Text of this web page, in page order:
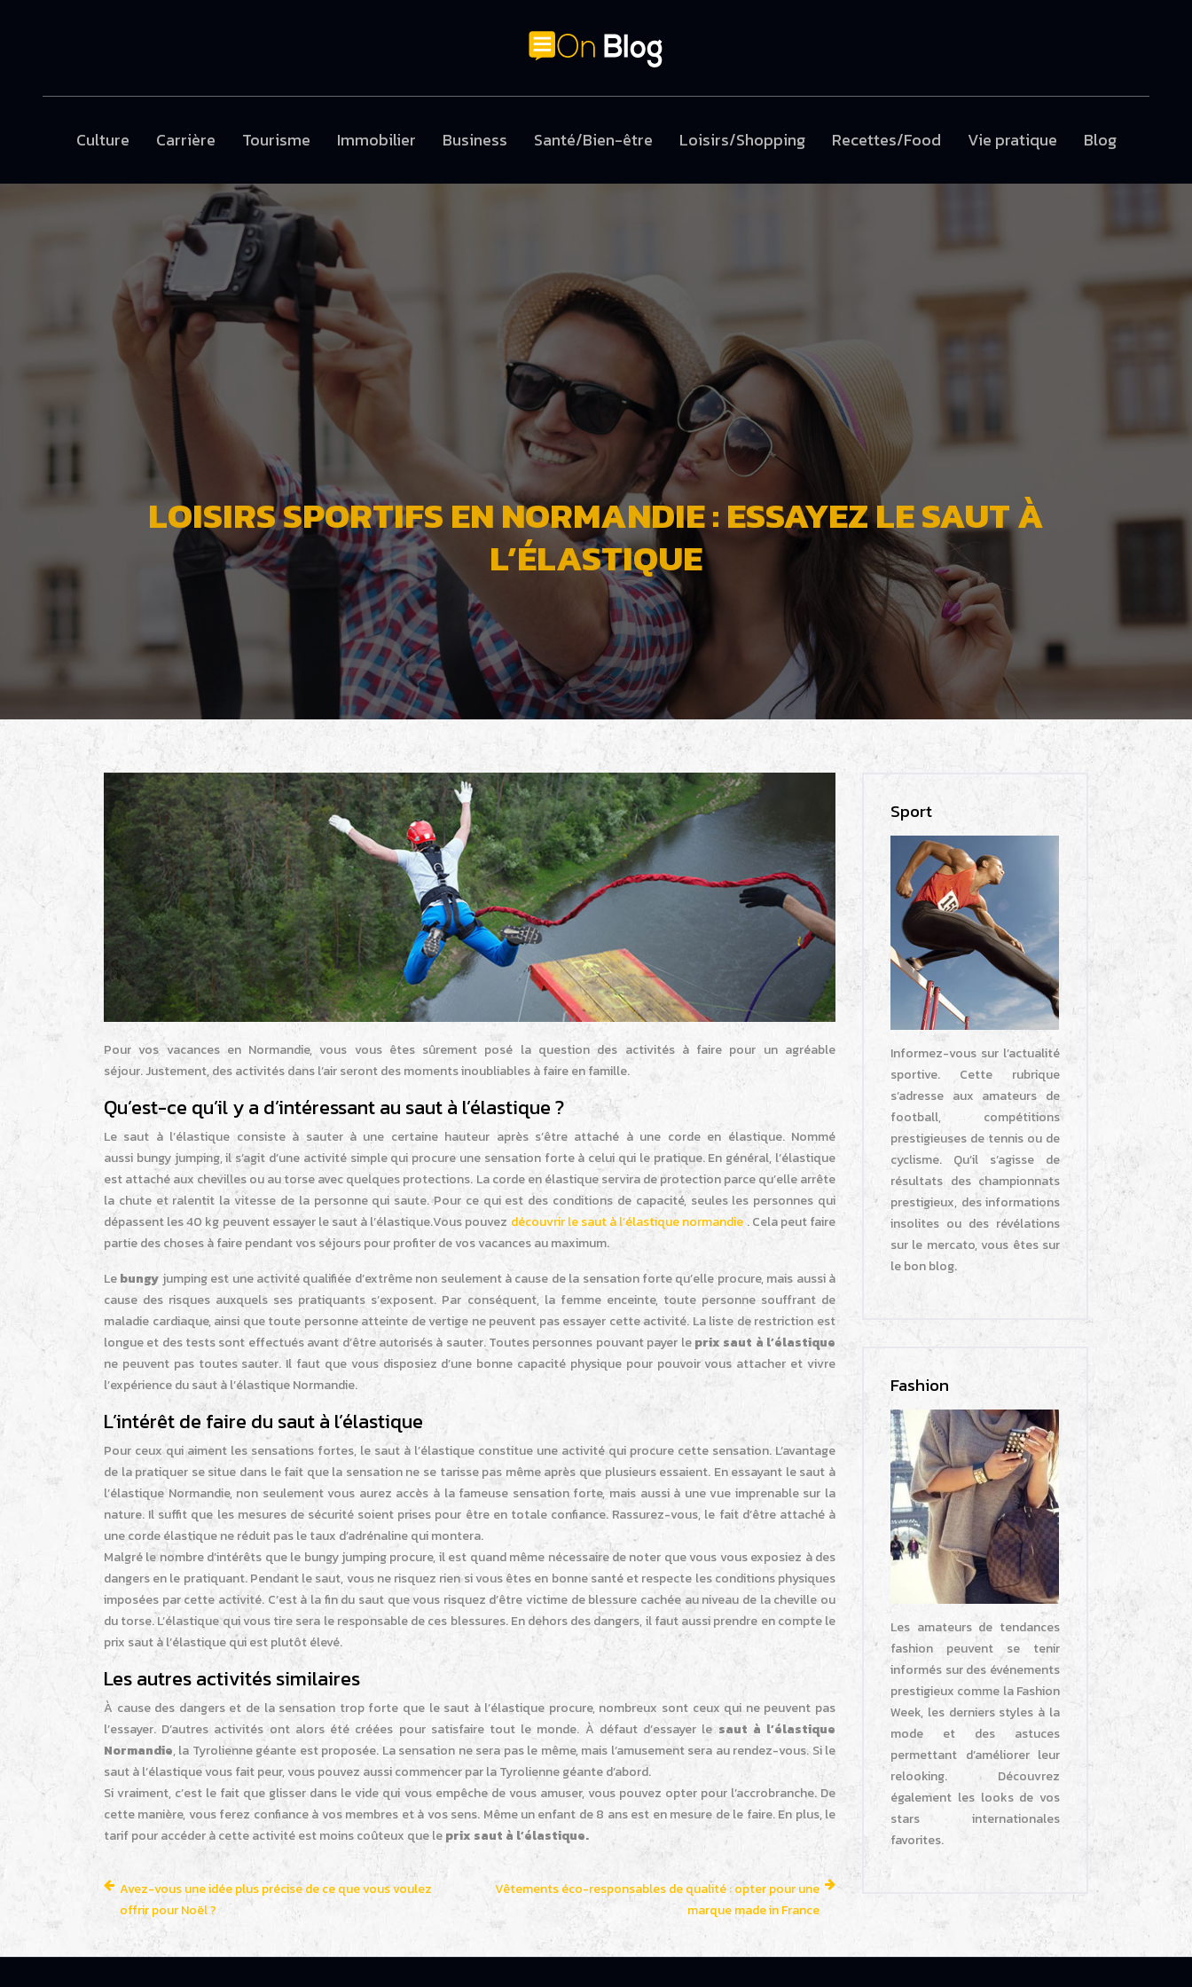
Culture Carrière Tourisme Immobilier Business Santé/Bien-être Loisirs/Shopping Recettes/Food Vie pratique Blog
LOISIRS SPORTIFS EN NORMANDIE : ESSAYEZ LE SAUT À
L’ÉLASTIQUE
Pour vos vacances en Normandie, vous vous êtes sûrement posé la question des activités à faire pour un agréable
séjour. Justement, des activités dans l’air seront des moments inoubliables à faire en famille.
Qu’est-ce qu’il y a d’intéressant au saut à l’élastique ?
Le saut à l’élastique consiste à sauter à une certaine hauteur après s’être attaché à une corde en élastique. Nommé
aussi bungy jumping, il s’agit d’une activité simple qui procure une sensation forte à celui qui le pratique. En général, l’élastique
est attaché aux chevilles ou au torse avec quelques protections. La corde en élastique servira de protection parce qu’elle arrête
la chute et ralentit la vitesse de la personne qui saute. Pour ce qui est des conditions de capacité, seules les personnes qui
dépassent les 40 kg peuvent essayer le saut à l’élastique.Vous pouvez découvrir le saut à l’élastique normandie . Cela peut faire
partie des choses à faire pendant vos séjours pour profiter de vos vacances au maximum.
Lebungy jumping est une activité qualifiée d’extrême non seulement à cause de la sensation forte qu’elle procure, mais aussi à
cause des risques auxquels ses pratiquants s’exposent. Par conséquent, la femme enceinte, toute personne souffrant de
maladie cardiaque, ainsi que toute personne atteinte de vertige ne peuvent pas essayer cette activité. La liste de restriction est
longue et des tests sont effectués avant d’être autorisés à sauter. Toutes personnes pouvant payer leprix saut à l’élastique
ne peuvent pas toutes sauter. Il faut que vous disposiez d’une bonne capacité physique pour pouvoir vous attacher et vivre
l’expérience du saut à l’élastique Normandie.
L’intérêt de faire du saut à l’élastique
Pour ceux qui aiment les sensations fortes, le saut à l’élastique constitue une activité qui procure cette sensation. L’avantage
de la pratiquer se situe dans le fait que la sensation ne se tarisse pas même après que plusieurs essaient. En essayant le saut à
l’élastique Normandie, non seulement vous aurez accès à la fameuse sensation forte, mais aussi à une vue imprenable sur la
nature. Il suffit que les mesures de sécurité soient prises pour être en totale confiance. Rassurez-vous, le fait d’être attaché à
une corde élastique ne réduit pas le taux d’adrénaline qui montera.
Malgré le nombre d’intérêts que le bungy jumping procure, il est quand même nécessaire de noter que vous vous exposiez à des
dangers en le pratiquant. Pendant le saut, vous ne risquez rien si vous êtes en bonne santé et respecte les conditions physiques
imposées par cette activité. C’est à la fin du saut que vous risquez d’être victime de blessure cachée au niveau de la cheville ou
du torse. L’élastique qui vous tire sera le responsable de ces blessures. En dehors des dangers, il faut aussi prendre en compte le
prix saut à l’élastique qui est plutôt élevé.
Les autres activités similaires
À cause des dangers et de la sensation trop forte que le saut à l’élastique procure, nombreux sont ceux qui ne peuvent pas
l’essayer. D’autres activités ont alors été créées pour satisfaire tout le monde. À défaut d’essayer le saut à l’élastique
Normandie, la Tyrolienne géante est proposée. La sensation ne sera pas le même, mais l’amusement sera au rendez-vous. Si le
saut à l’élastique vous fait peur, vous pouvez aussi commencer par la Tyrolienne géante d’abord.
Si vraiment, c’est le fait que glisser dans le vide qui vous empêche de vous amuser, vous pouvez opter pour l’accrobranche. De
cette manière, vous ferez confiance à vos membres et à vos sens. Même un enfant de 8 ans est en mesure de le faire. En plus, le
tarif pour accéder à cette activité est moins coûteux que leprix saut à l’élastique.
Avez-vous une idée plus précise de ce que vous voulez
offrir pour Noël ?
Vêtements éco-responsables de qualité : opter pour une
marque made in France
Sport
Informez-vous sur l’actualité
sportive. Cette rubrique
s’adresse aux amateurs de
football, compétitions
prestigieuses de tennis ou de
cyclisme. Qu’il s’agisse de
résultats des championnats
prestigieux, des informations
insolites ou des révélations
sur le mercato, vous êtes sur
le bon blog.
Fashion
Les amateurs de tendances
fashion peuvent se tenir
informés sur des événements
prestigieux comme la Fashion
Week, les derniers styles à la
mode et des astuces
permettant d’améliorer leur
relooking. Découvrez
également les looks de vos
stars internationales
favorites.